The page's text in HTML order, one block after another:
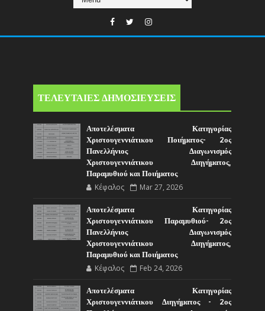
ΤΕΛΕΥΤΑΙΕΣ ΔΗΜΟΣΙΕΥΣΕΙΣ
Αποτελέσματα Κατηγορίας
Χριστουγεννιάτικου Ποιήματος- 2ος
Πανελλήνιος Διαγωνισμός
Χριστουγεννιάτικου Διηγήματος,
Παραμυθιού και Ποιήματος
Κέφαλος Mar 27, 2026
Αποτελέσματα Κατηγορίας
Χριστουγεννιάτικου Παραμυθιού- 2ος
Πανελλήνιος Διαγωνισμός
Χριστουγεννιάτικου Διηγήματος,
Παραμυθιού και Ποιήματος
Κέφαλος Feb 24, 2026
Αποτελέσματα Κατηγορίας
Χριστουγεννιάτικου Διηγήματος - 2ος